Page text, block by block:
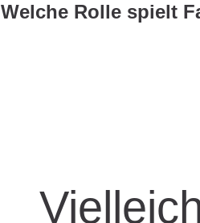
Welche Rolle spielt